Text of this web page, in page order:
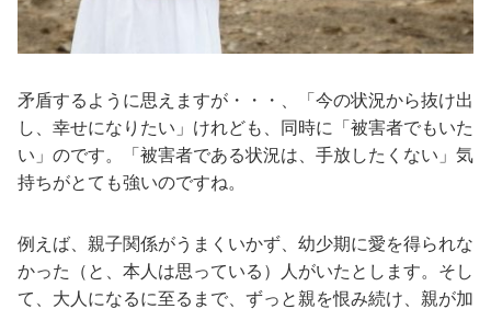
矛盾するように思えますが・・・、「今の状況から抜け出
し、幸せになりたい」けれども、同時に「被害者でもいた
い」のです。「被害者である状況は、手放したくない」気
持ちがとても強いのですね。
例えば、親子関係がうまくいかず、幼少期に愛を得られな
かった（と、本人は思っている）人がいたとします。そし
て、大人になるに至るまで、ずっと親を恨み続け、親が加